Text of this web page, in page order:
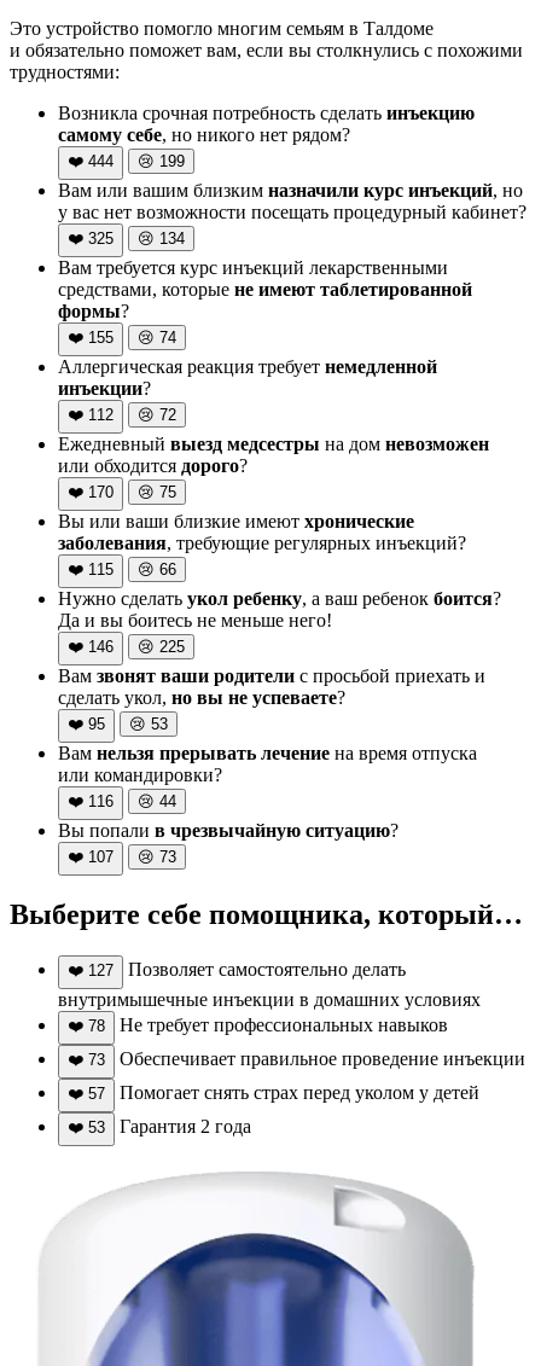
Это устройство помогло многим семьям в Талдоме
и обязательно поможет вам, если вы столкнулись с похожими
трудностями:
Возникла срочная потребность сделать инъекцию
самому себе, но никого нет рядом?
❤️ 444 😢 199
Вам или вашим близким назначили курс инъекций, но
у вас нет возможности посещать процедурный кабинет?
❤️ 325 😢 134
Вам требуется курс инъекций лекарственными
средствами, которые не имеют таблетированной
формы?
❤️ 155 😢 74
Аллергическая реакция требует немедленной
инъекции?
❤️ 112 😢 72
Ежедневный выезд медсестры на дом невозможен
или обходится дорого?
❤️ 170 😢 75
Вы или ваши близкие имеют хронические
заболевания, требующие регулярных инъекций?
❤️ 115 😢 66
Нужно сделать укол ребенку, а ваш ребенок боится?
Да и вы боитесь не меньше него!
❤️ 146 😢 225
Вам звонят ваши родители с просьбой приехать и
сделать укол, но вы не успеваете?
❤️ 95 😢 53
Вам нельзя прерывать лечение на время отпуска
или командировки?
❤️ 116 😢 44
Вы попали в чрезвычайную ситуацию?
❤️ 107 😢 73
Выберите себе помощника, который…
❤️ 127
Позволяет самостоятельно делать
внутримышечные инъекции в домашних условиях
❤️ 78 Не требует профессиональных навыков
❤️ 73 Обеспечивает правильное проведение инъекции
❤️ 57 Помогает снять страх перед уколом у детей
❤️ 53 Гарантия 2 года